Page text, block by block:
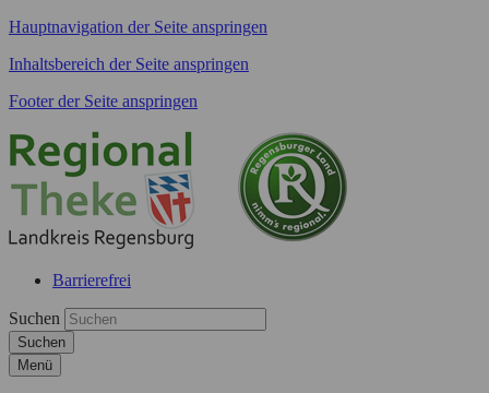
Hauptnavigation der Seite anspringen
Inhaltsbereich der Seite anspringen
Footer der Seite anspringen
Barrierefrei
Suchen
Suchen
Menü